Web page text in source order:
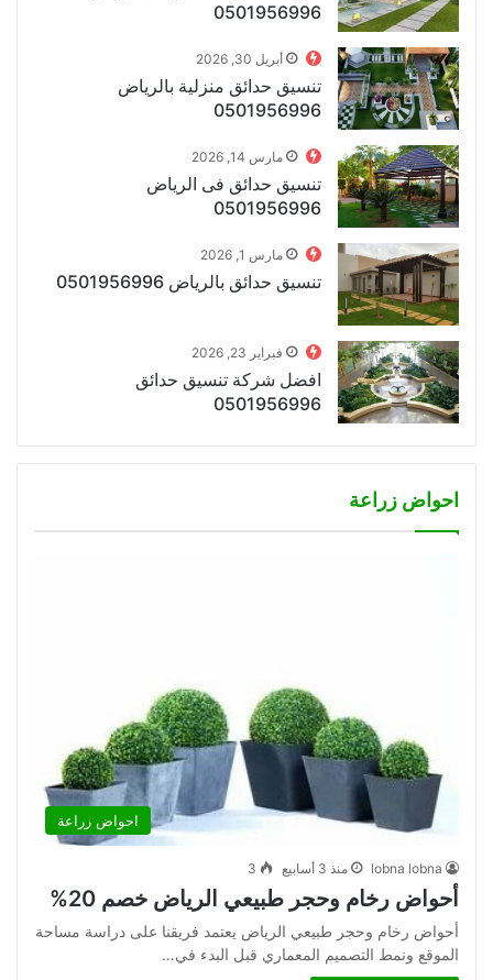
0501956996
أبريل 30, 2026
تنسيق حدائق منزلية بالرياض
0501956996
مارس 14, 2026
تنسيق حدائق فى الرياض
0501956996
مارس 1, 2026
تنسيق حدائق بالرياض 0501956996
فبراير 23, 2026
افضل شركة تنسيق حدائق
0501956996
احواض زراعة
احواض زراعة
lobna lobna منذ 3 أسابيع 3
أحواض رخام وحجر طبيعي الرياض خصم 20%
أحواض رخام وحجر طبيعي الرياض يعتمد فريقنا على دراسة مساحة
الموقع ونمط التصميم المعماري قبل البدء في…